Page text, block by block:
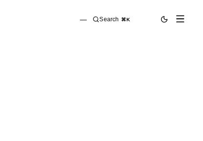
— Search ⌘K